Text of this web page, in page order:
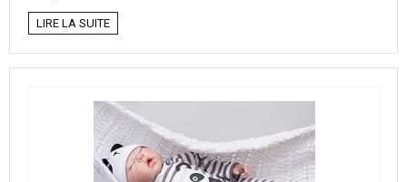
LIRE LA SUITE